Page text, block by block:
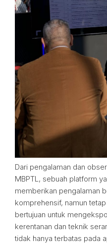
Dari pengalaman dan
MBPTL, sebuah platform
memberikan pengalaman
komprehensif, namun
bertujuan untuk
kerentanan dan teknik
tidak hanya terbatas pada